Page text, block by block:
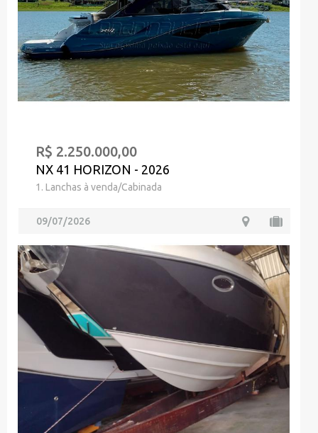
R$ 2.250.000,00
NX 41 HORIZON - 2026
1. Lanchas à venda/Cabinada
09/07/2026